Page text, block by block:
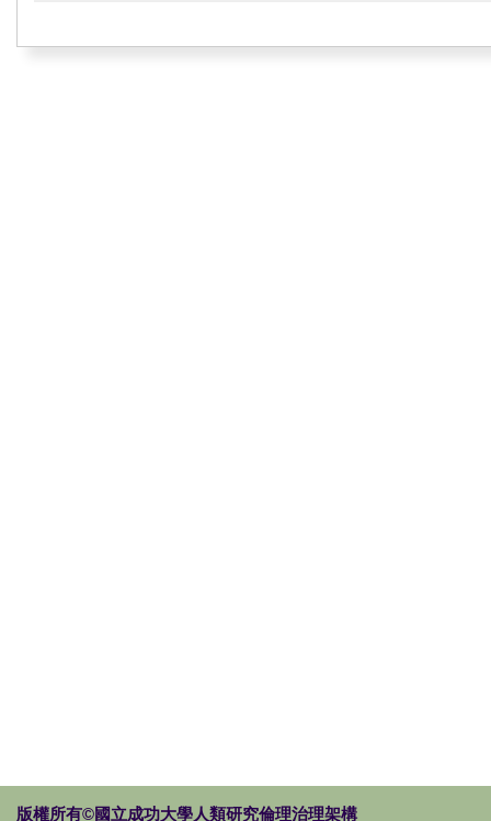
版權所有©國立成功大學人類研究倫理治理架構